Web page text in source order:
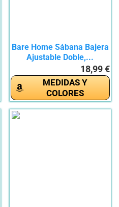
Bare Home Sábana Bajera
Ajustable Doble,...
18,99 €
MEDIDAS Y
COLORES